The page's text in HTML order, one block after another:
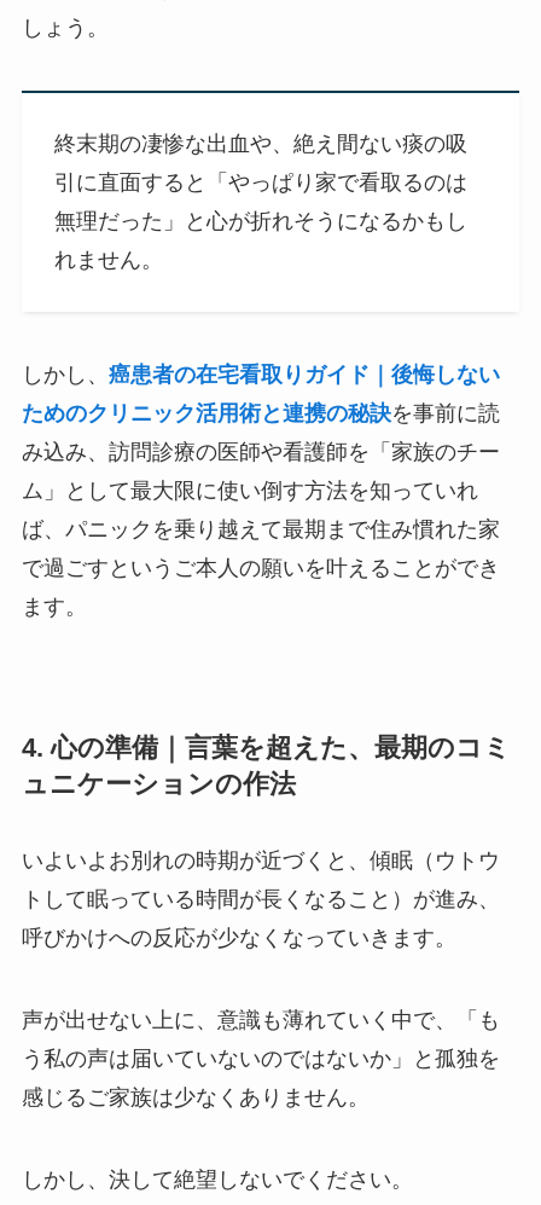
しょう。
終末期の凄惨な出血や、絶え間ない痰の吸
引に直面すると「やっぱり家で看取るのは
無理だった」と心が折れそうになるかもし
れません。
しかし、 癌患者の在宅看取りガイド｜後悔しない
ためのクリニック活用術と連携の秘訣を事前に読
み込み、訪問診療の医師や看護師を「家族のチー
ム」として最大限に使い倒す方法を知っていれ
ば、パニックを乗り越えて最期まで住み慣れた家
で過ごすというご本人の願いを叶えることができ
ます。
4. 心の準備｜言葉を超えた、最期のコミ
ュニケーションの作法
いよいよお別れの時期が近づくと、傾眠（ウトウ
トして眠っている時間が長くなること）が進み、
呼びかけへの反応が少なくなっていきます。
声が出せない上に、意識も薄れていく中で、「も
う私の声は届いていないのではないか」と孤独を
感じるご家族は少なくありません。
しかし、決して絶望しないでください。